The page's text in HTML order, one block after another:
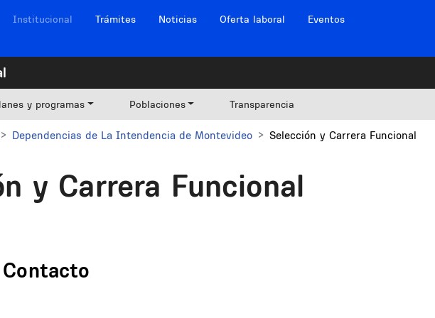
Navegación sitios
Institucional Trámites Noticias Oferta laboral Eventos
y programas Poblaciones Transparencia
Dependencias de La Intendencia de Montevideo Selección y Carrera Funcional
y Carrera Funcional